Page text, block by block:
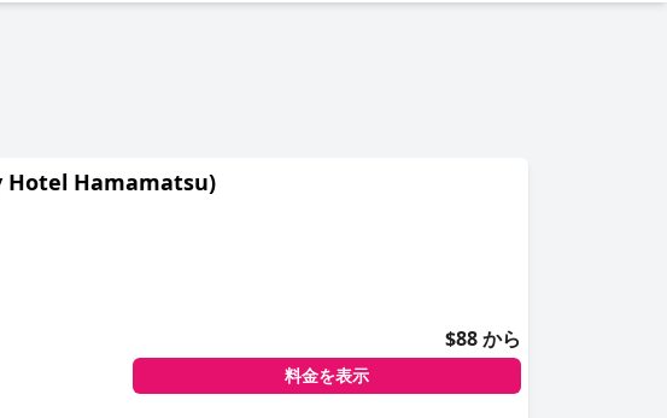
Hotel Hamamatsu)
$88 から
料金を表示